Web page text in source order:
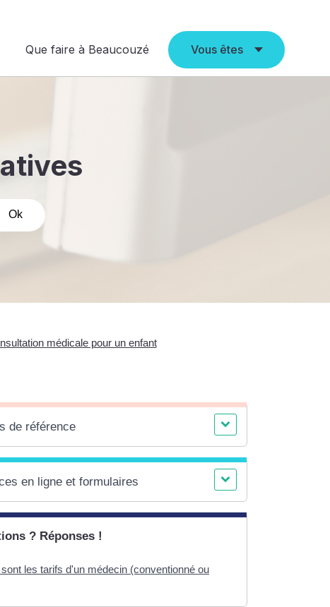
Que faire à Beaucouzé Vous êtes
médicale pour un enfant
de référence
en ligne et formulaires
? Réponses !
les tarifs d'un médecin (conventionné ou